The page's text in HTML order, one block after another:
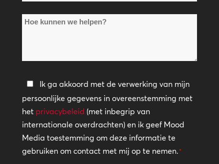
*Hoe
helpen?
Privacybeleid
*
Ik ga akkoord met de verwerking van mijn
persoonlijke gegevens in overeenstemming met
het privacybeleid (met inbegrip van
internationale overdrachten) en ik geef Mood
Media toestemming om deze informatie te
gebruiken om contact met mij op te nemen.*